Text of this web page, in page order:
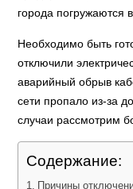
города погружаются
Необходимо быть
отключили
аварийный обрыв
сети пропало из-за
случаи рассмотрим
Содержание:
Причины